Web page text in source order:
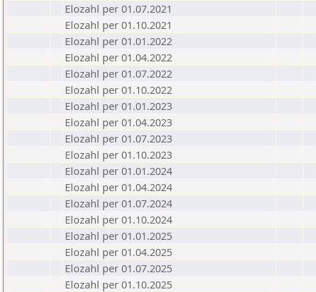
Elozahl per 01.07.2021
Elozahl per 01.10.2021
Elozahl per 01.01.2022
Elozahl per 01.04.2022
Elozahl per 01.07.2022
Elozahl per 01.10.2022
Elozahl per 01.01.2023
Elozahl per 01.04.2023
Elozahl per 01.07.2023
Elozahl per 01.10.2023
Elozahl per 01.01.2024
Elozahl per 01.04.2024
Elozahl per 01.07.2024
Elozahl per 01.10.2024
Elozahl per 01.01.2025
Elozahl per 01.04.2025
Elozahl per 01.07.2025
Elozahl per 01.10.2025